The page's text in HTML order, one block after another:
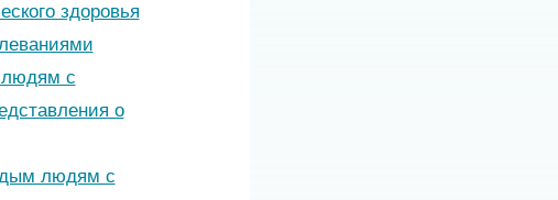
здоровья
людям с
о
людям с